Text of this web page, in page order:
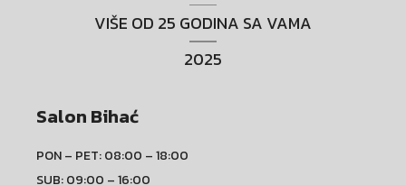
VIŠE OD 25 GODINA SA VAMA
2025
Salon Bihać
PON – PET: 08:00 – 18:00
SUB: 09:00 – 16:00